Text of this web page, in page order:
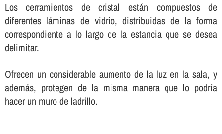
Los cerramientos de cristal están compuestos de
diferentes láminas de vidrio, distribuidas de la forma
correspondiente a lo largo de la estancia que se desea
delimitar.
Ofrecen un considerable aumento de la luz en la sala, y
además, protegen de la misma manera que lo podrí­a
hacer un muro de ladrillo.